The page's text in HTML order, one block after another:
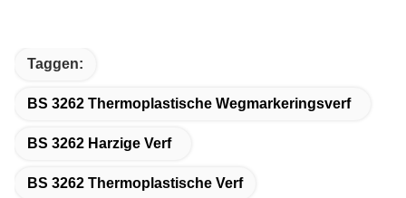
Taggen:
BS 3262 Thermoplastische Wegmarkeringsverf
BS 3262 Harzige Verf
BS 3262 Thermoplastische Verf